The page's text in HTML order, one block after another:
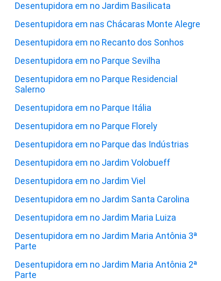
Desentupidora em no Jardim Basilicata
Desentupidora em nas Chácaras Monte Alegre
Desentupidora em no Recanto dos Sonhos
Desentupidora em no Parque Sevilha
Desentupidora em no Parque Residencial
Salerno
Desentupidora em no Parque Itália
Desentupidora em no Parque Florely
Desentupidora em no Parque das Indústrias
Desentupidora em no Jardim Volobueff
Desentupidora em no Jardim Viel
Desentupidora em no Jardim Santa Carolina
Desentupidora em no Jardim Maria Luiza
Desentupidora em no Jardim Maria Antônia 3ª
Parte
Desentupidora em no Jardim Maria Antônia 2ª
Parte